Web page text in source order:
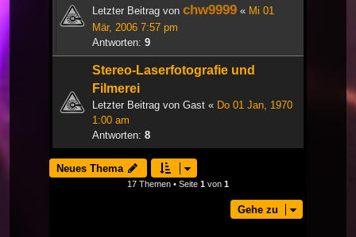
Letzter Beitrag von chw9999 « Mi 01
Mär, 2006 7:57 pm
Antworten: 9
Stereo-Laserfotografie und
Filmerei
Letzter Beitrag von Gast « Do 01 Jan, 1970
1:00 am
Antworten: 8
Neues Thema
17 Themen • Seite 1 von 1
Gehe zu